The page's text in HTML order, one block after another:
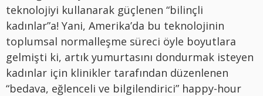
teknolojiyi kullanarak güçlenen “bilinçli
kadınlar”a! Yani, Amerika’da bu teknolojinin
toplumsal normalleşme süreci öyle boyutlara
gelmişti ki, artık yumurtasını dondurmak isteyen
kadınlar için klinikler tarafından düzenlenen
“bedava, eğlenceli ve bilgilendirici” happy-hour